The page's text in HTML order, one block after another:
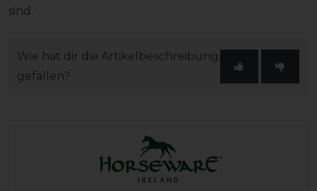
sind.
Wie hat dir die Artikelbeschreibung
gefallen?